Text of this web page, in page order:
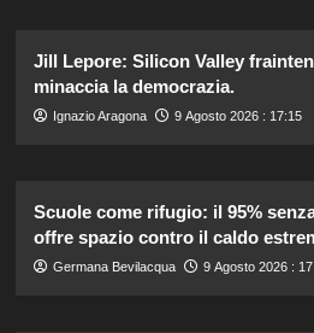
Jill Lepore: Silicon Valley
minaccia la democrazia.
Ignazio Aragona 9 Agosto 2026 : 17:15
Scuole come rifugio: il 95%
offre spazio contro il caldo
Germana Bevilacqua 9 Agosto 2026 :